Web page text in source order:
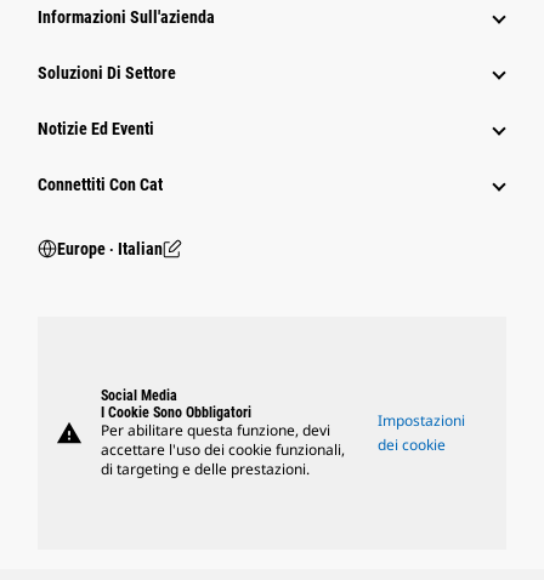
Informazioni Sull'azienda
Soluzioni Di Settore
Notizie Ed Eventi
Connettiti Con Cat
Europe ‧ Italian
warning
Social Media
I Cookie Sono Obbligatori
Per abilitare questa funzione, devi
accettare l'uso dei cookie funzionali,
di targeting e delle prestazioni.
Impostazioni
dei cookie